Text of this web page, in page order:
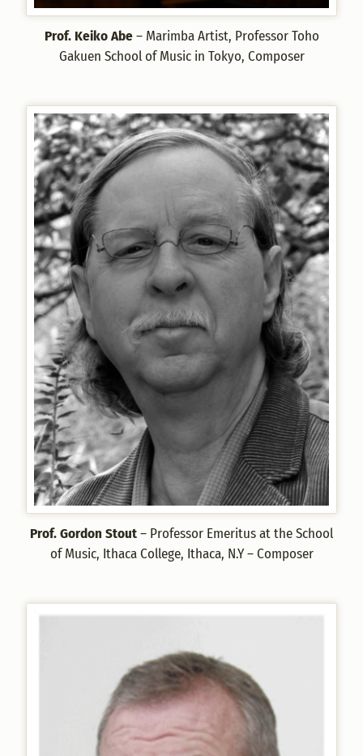
Prof. Keiko Abe– Marimba Artist, Professor Toho
Gakuen School of Music in Tokyo, Composer
Prof. Gordon Stout– Professor Emeritus at the School
of Music, Ithaca College, Ithaca, N.Y – Composer